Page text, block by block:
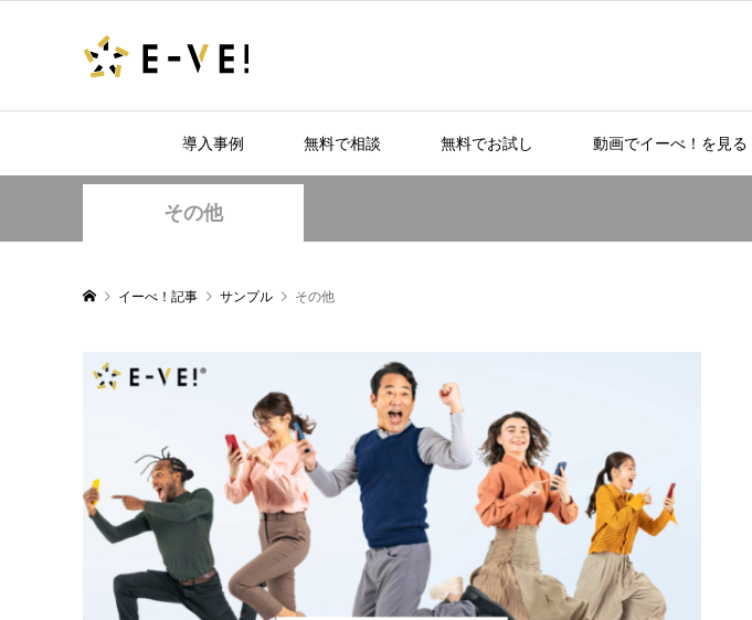
導入事例 無料で相談 無料でお試し 動画でイーべ！を見る
その他
イーべ！記事 サンプル その他